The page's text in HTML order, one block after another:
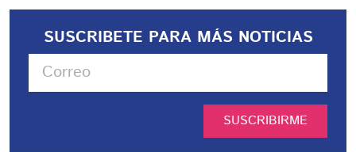
SUSCRIBETE PARA MÁS NOTICIAS
SUSCRIBIRME